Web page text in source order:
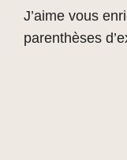
J’aime vous
parenthèses